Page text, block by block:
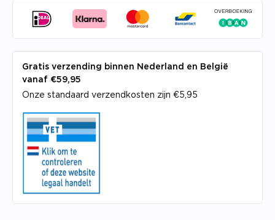
Gratis verzending binnen Nederland en België
vanaf €59,95
Onze standaard verzendkosten zijn €5,95